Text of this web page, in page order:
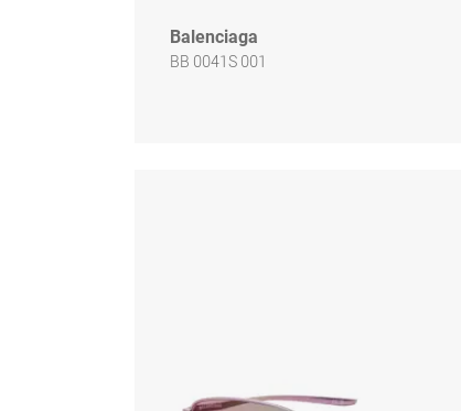
Balenciaga
BB 0041S 001